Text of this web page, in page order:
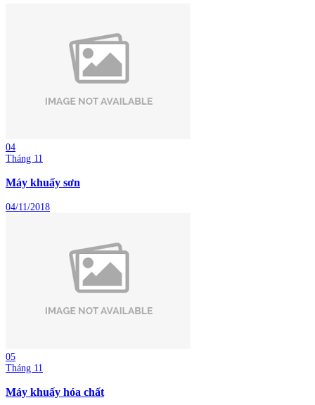
04
Tháng 11
Máy khuấy sơn
04/11/2018
05
Tháng 11
Máy khuấy hóa chất